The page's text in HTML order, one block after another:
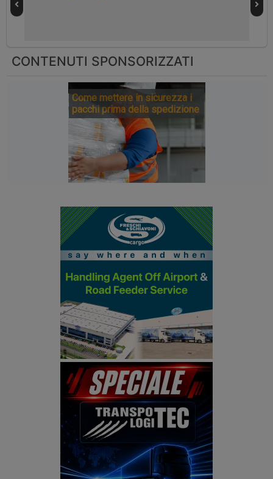
CONTENUTI SPONSORIZZATI
Come mettere in sicurezza i
pacchi prima della spedizione